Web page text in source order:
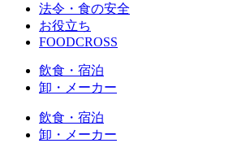
法令・食の安全
お役立ち
FOODCROSS
飲食・宿泊
卸・メーカー
飲食・宿泊
卸・メーカー